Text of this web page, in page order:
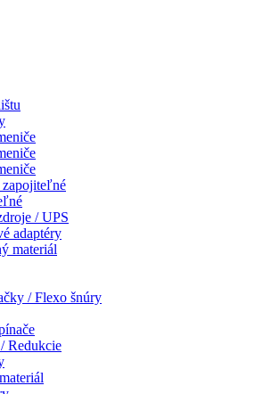
zapojiteľné
/ UPS
adaptéry
materiál
/ Flexo šnúry
Redukcie